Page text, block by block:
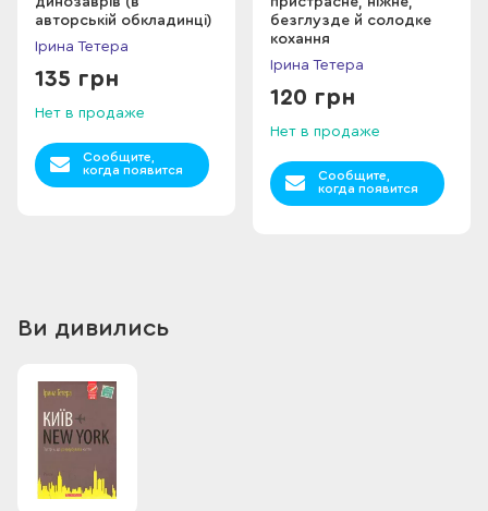
авторській обкладинці)
Ірина Тетера
135 грн
Нет в продаже
Сообщите,
когда появится
безглузде й солодке
кохання
Ірина Тетера
120 грн
Нет в продаже
Сообщите,
когда появится
Ви дивились